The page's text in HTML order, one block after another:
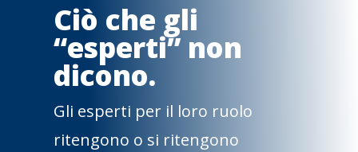
Ciò che gli
“esperti” non
dicono.
Gli esperti per il loro ruolo
ritengono o si ritengono